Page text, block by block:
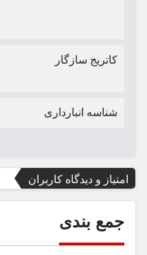
کاتریج سازگار
شناسه انبارداری
امتیاز و دیدگاه کاربران
جمع بندی